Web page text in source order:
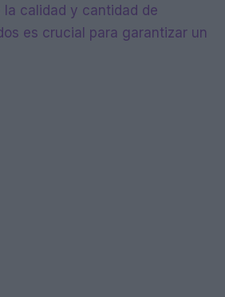
calidad y cantidad de
es crucial para garantizar un